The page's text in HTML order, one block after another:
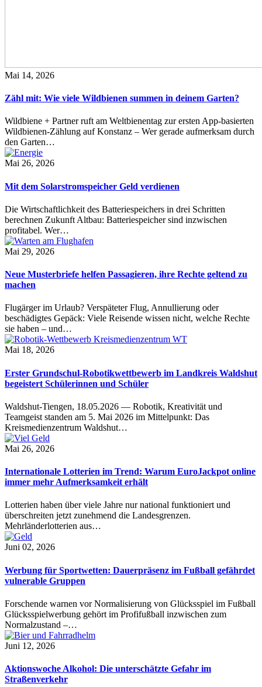
Mai 14, 2026
Zähl mit: Wie viele Wildbienen summen in deinem Garten?
Wildbiene + Partner ruft am Weltbienentag zur ersten App-basierten
Wildbienen-Zählung auf Konstanz – Wer gerade aufmerksam durch
den Garten…
Mai 26, 2026
Mit dem Solarstromspeicher Geld verdienen
Die Wirtschaftlichkeit des Batteriespeichers in drei Schritten
berechnen Zukunft Altbau: Batteriespeicher sind inzwischen
profitabel. Wer…
Mai 29, 2026
Neue Musterbriefe helfen Passagieren, ihre Rechte geltend zu
machen
Flugärger im Urlaub? Verspäteter Flug, Annullierung oder
beschädigtes Gepäck: Viele Reisende wissen nicht, welche Rechte
sie haben – und…
Mai 18, 2026
Erster Grundschul-Robotikwettbewerb im Landkreis Waldshut
begeistert Schülerinnen und Schüler
Waldshut-Tiengen, 18.05.2026 — Robotik, Kreativität und
Teamgeist standen am 5. Mai 2026 im Mittelpunkt: Das
Kreismedienzentrum Waldshut…
Mai 26, 2026
Internationale Lotterien im Trend: Warum EuroJackpot online
immer mehr Aufmerksamkeit erhält
Lotterien haben über viele Jahre nur national funktioniert und
überschreiten jetzt zunehmend die Landesgrenzen.
Mehrländerlotterien aus…
Juni 02, 2026
Werbung für Sportwetten: Dauerpräsenz im Fußball gefährdet
vulnerable Gruppen
Forschende warnen vor Normalisierung von Glücksspiel im Fußball
Glücksspielwerbung gehört im Profifußball inzwischen zum
Normalzustand –…
Juni 12, 2026
Aktionswoche Alkohol: Die unterschätzte Gefahr im
Straßenverkehr